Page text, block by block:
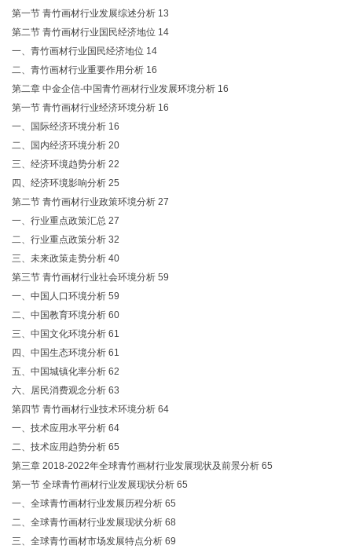
第一节 青竹画材行业发展综述分析 13
第二节 青竹画材行业国民经济地位 14
一、青竹画材行业国民经济地位 14
二、青竹画材行业重要作用分析 16
第二章 中金企信-中国青竹画材行业发展环境分析 16
第一节 青竹画材行业经济环境分析 16
一、国际经济环境分析 16
二、国内经济环境分析 20
三、经济环境趋势分析 22
四、经济环境影响分析 25
第二节 青竹画材行业政策环境分析 27
一、行业重点政策汇总 27
二、行业重点政策分析 32
三、未来政策走势分析 40
第三节 青竹画材行业社会环境分析 59
一、中国人口环境分析 59
二、中国教育环境分析 60
三、中国文化环境分析 61
四、中国生态环境分析 61
五、中国城镇化率分析 62
六、居民消费观念分析 63
第四节 青竹画材行业技术环境分析 64
一、技术应用水平分析 64
二、技术应用趋势分析 65
第三章 2018-2022年全球青竹画材行业发展现状及前景分析 65
第一节 全球青竹画材行业发展现状分析 65
一、全球青竹画材行业发展历程分析 65
二、全球青竹画材行业发展现状分析 68
三、全球青竹画材市场发展特点分析 69